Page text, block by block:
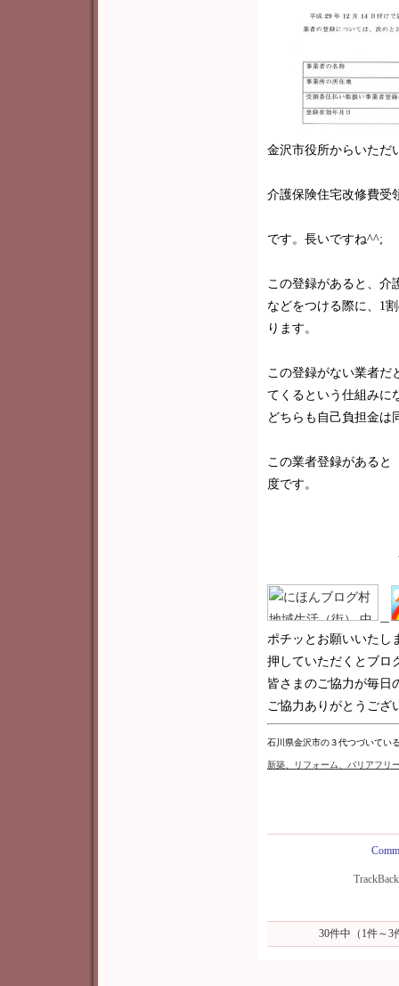
金沢市役所からいただ
介護保険住宅改修費受
です。長いですね^^;
この登録があると、介
などをつける際に、1
ります。
この登録がない業者
てくるという仕組みに
どちらも自己負担金は
この業者登録がある
度です。
ポチッとお願いいたし
押していただくとブロ
皆さまのご協力が毎日
ご協力ありがとうござ
石川県金沢市の３代つづいてい
新築 、リフォーム、バリアフリ
30件中（1件～